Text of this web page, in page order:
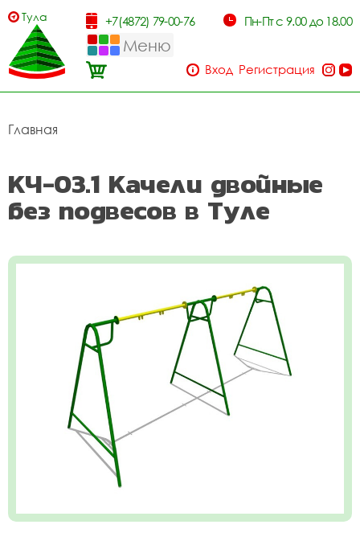
Тула +7(4872) 79-00-76 Пн-Пт с 9.00 до 18.00
Меню
Вход Регистрация
Главная
КЧ-03.1 Качели двойные
без подвесов в Туле